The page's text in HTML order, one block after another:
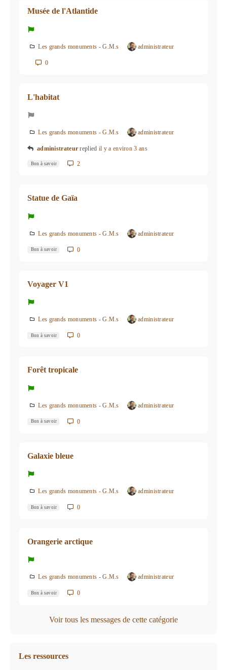
Musée de l'Atlantide
Les grands monuments - G.M.s administrateur
0
L'habitat
Les grands monuments - G.M.s administrateur
administrateur replied il y a environ 3 ans
Bon à savoir 2
Statue de Gaïa
Les grands monuments - G.M.s administrateur
Bon à savoir 0
Voyager V1
Les grands monuments - G.M.s administrateur
Bon à savoir 0
Forêt tropicale
Les grands monuments - G.M.s administrateur
Bon à savoir 0
Galaxie bleue
Les grands monuments - G.M.s administrateur
Bon à savoir 0
Orangerie arctique
Les grands monuments - G.M.s administrateur
Bon à savoir 0
Voir tous les messages de cette catégorie
Les ressources